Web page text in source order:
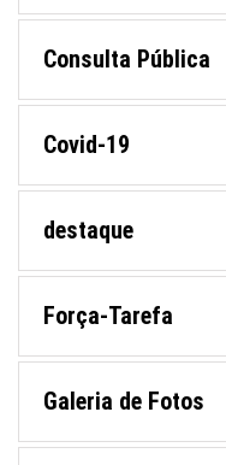
Consulta Pública
Covid-19
destaque
Força-Tarefa
Galeria de Fotos